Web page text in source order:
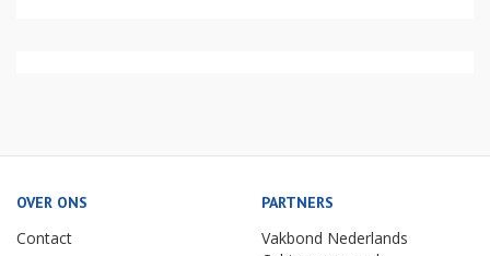
OVER ONS
Contact
PARTNERS
Vakbond Nederlands